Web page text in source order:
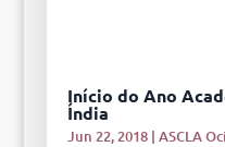
Início do Ano
Índia
Jun 22, 2018| ASCLA